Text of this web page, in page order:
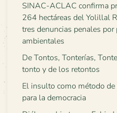
SINAC-ACLAC confirma
264 hectáreas del Yolillal
tres denuncias penales
ambientales
De Tontos, Tonterías,
tonto y de los retontos
El insulto como método de
para la democracia